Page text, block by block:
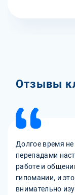
Отзывы
Долгое время
перепадами
работе и
гипомании, и
внимательно